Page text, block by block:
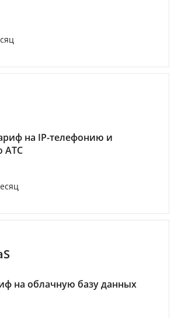
на IP-телефонию и
АТС
на облачную базу данных